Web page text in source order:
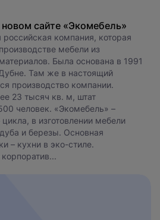
сайте «Экомебель»
компания, которая
мебели из
Была основана в 1991
Там же в настоящий
производство компании.
23 тысяч кв. м, штат
человек. «Экомебель» –
в изготовлении мебели
и березы. Основная
– кухни в эко-стиле.
даетесогласие на обработку
соглашаетесь с
.
заявку